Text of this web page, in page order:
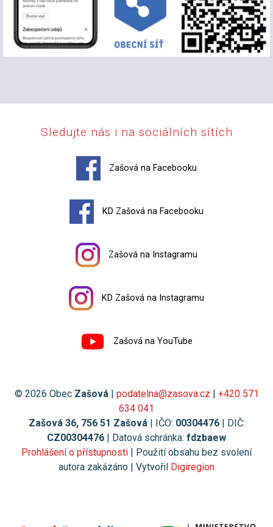
Sledujte nás i na sociálních sítích
Zašová na Facebooku
KD Zašová na Facebooku
Zašová na Instagramu
KD Zašová na Instagramu
Zašová na YouTube
© 2026 Obec Zašová | podatelna@zasova.cz | +420 571
634 041
Zašová 36, 756 51 Zašová | IČO: 00304476| DIČ:
CZ00304476 | Datová schránka: fdzbaew
Prohlášení o přístupnosti | Použití obsahu bez svolení
autora zakázáno | Vytvořil Digiregion